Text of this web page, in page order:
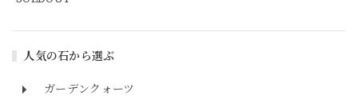
人気の石から選ぶ
ガーデンクォーツ